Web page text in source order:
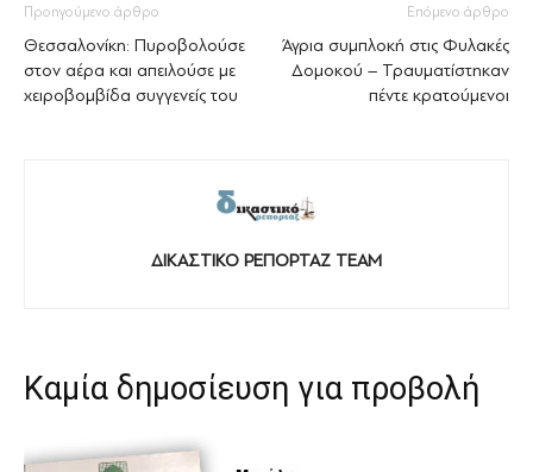
Προηγούμενο άρθρο
Θεσσαλονίκη: Πυροβολούσε
στον αέρα και απειλούσε με
χειροβομβίδα συγγενείς του
Επόμενο άρθρο
Άγρια συμπλοκή στις Φυλακές
Δομοκού – Τραυματίστηκαν
πέντε κρατούμενοι
ΔΙΚΑΣΤΙΚΟ ΡΕΠΟΡΤΑΖ TEAM
Καμία δημοσίευση για προβολή